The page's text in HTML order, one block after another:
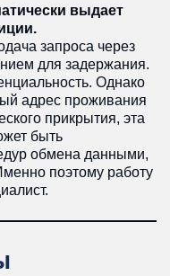
выдает
запроса через
для задержания.
Однако
адрес проживания
прикрытия, эта
быть
обмена данными,
поэтому работу